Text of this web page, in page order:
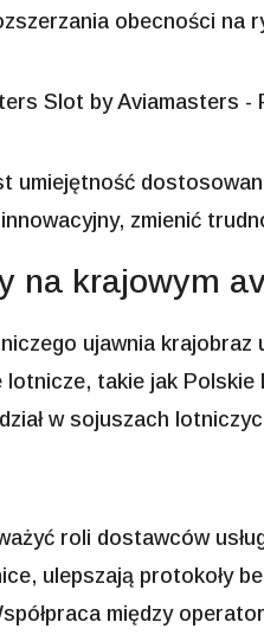
obecności na
umiejętność
zmienić
na krajowym
ujawnia krajobraz
lotnicze, takie jak
w sojuszach
roli dostawców
ulepszają protokoły
między